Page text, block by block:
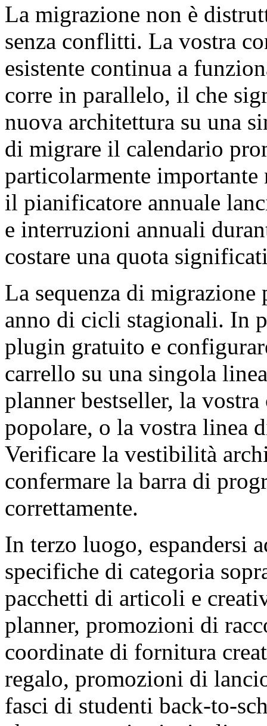
La migrazione non è
senza conflitti. La vostra
esistente continua a
corre in parallelo, il che
nuova architettura su una
di migrare il calendario
particolarmente
il pianificatore annuale
e interruzioni annuali
costare una quota
La sequenza di migrazione
anno di cicli stagionali. In
plugin gratuito e
carrello su una singola
planner bestseller, la
popolare, o la vostra linea
Verificare la vestibilità
confermare la barra di
correttamente.
In terzo luogo, espandersi
specifiche di categoria
pacchetti di articoli e
planner, promozioni di
coordinate di fornitura
regalo, promozioni di
fasci di studenti back-to-